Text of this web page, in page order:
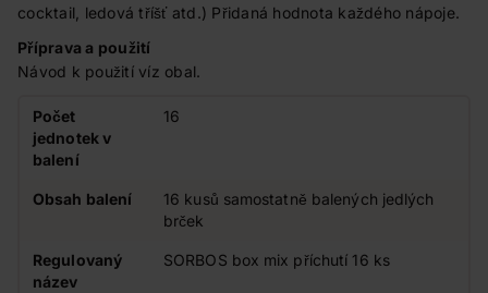
cocktail, ledová tříšť atd.) Přidaná hodnota každého nápoje.
Příprava a použití
Návod k použití víz obal.
Počet
jednotek v
balení
16
Obsah balení
16 kusů samostatně balených jedlých
brček
Regulovaný
název
SORBOS box mix příchutí 16 ks